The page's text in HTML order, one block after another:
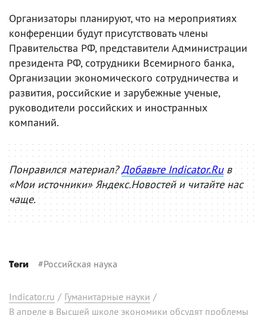
Организаторы планируют, что на мероприятиях
конференции будут присутствовать члены
Правительства РФ, представители Администрации
президента РФ, сотрудники Всемирного банка,
Организации экономического сотрудничества и
развития, российские и зарубежные ученые,
руководители российских и иностранных
компаний.
Понравился материал?Добавьте Indicator.Ruв
«Мои источники» Яндекс.Новостей и читайте нас
чаще.
Теги #Российская наука
Indicator.ru / Гуманитарные науки /
В апреле в Высшей школе экономики обсудят проблемы